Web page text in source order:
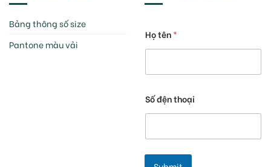
Bảng thông số size
Pantone màu vải
Họ tên*
Số đện thoại